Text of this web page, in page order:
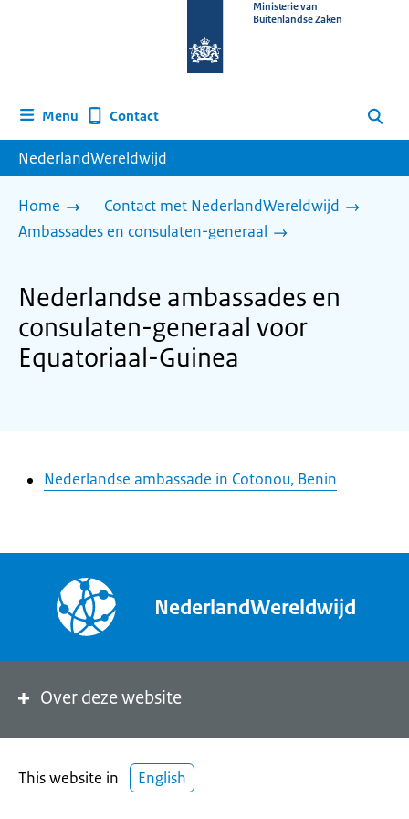
homepage
Ministerie van
Buitenlandse Zaken
Menu Contact Zoeken
NederlandWereldwijd
Home
Contact met NederlandWereldwijd
Ambassades en consulaten-generaal
Nederlandse ambassades en
consulaten-generaal voor
Equatoriaal-Guinea
Nederlandse ambassade in Cotonou, Benin
NederlandWereldwijd
Over deze website
This website in English